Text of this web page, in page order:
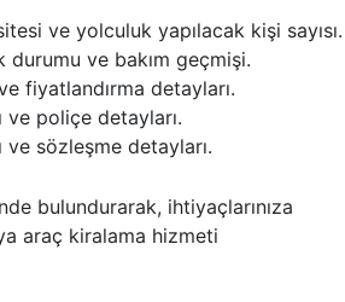
ve yolculuk yapılacak kişi sayısı.
durumu ve bakım geçmişi.
fiyatlandırma detayları.
ve poliçe detayları.
ve sözleşme detayları.
bulundurarak, ihtiyaçlarınıza
araç kiralama hizmeti